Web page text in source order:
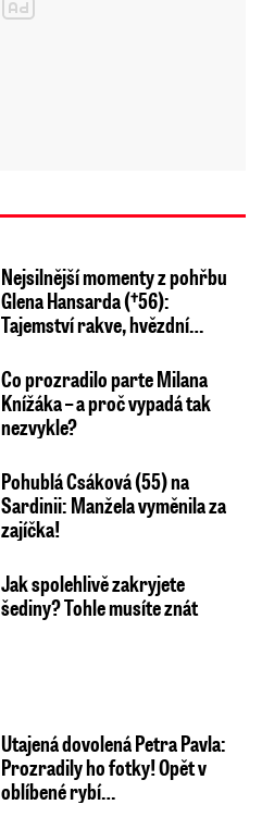
Nejsilnější momenty z pohřbu
Glena Hansarda (†56):
Tajemství rakve, hvězdní…
Co prozradilo parte Milana
Knížáka – a proč vypadá tak
nezvykle?
Pohublá Csáková (55) na
Sardinii: Manžela vyměnila za
zajíčka!
Jak spolehlivě zakryjete
šediny? Tohle musíte znát
Utajená dovolená Petra Pavla:
Prozradily ho fotky! Opět v
oblíbené rybí…